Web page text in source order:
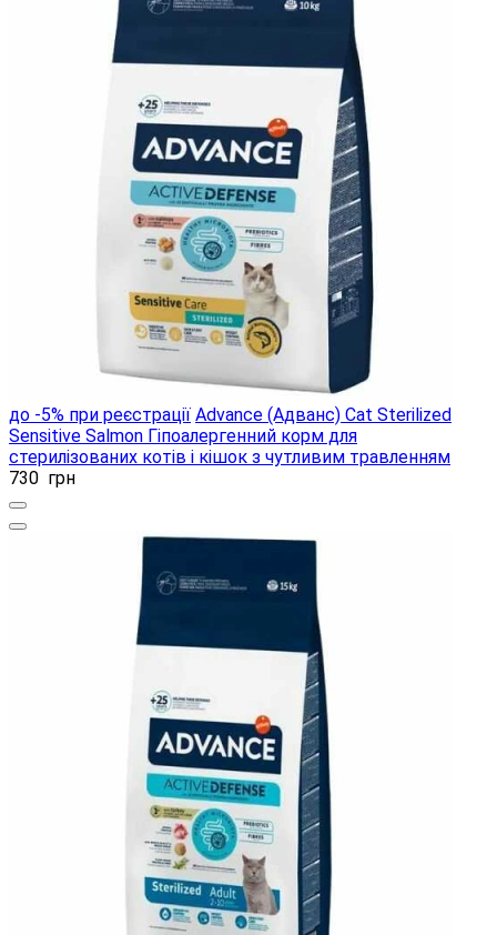
до -5% при реєстрації Advance (Адванс) Cat Sterilized
Sensitive Salmon Гіпоалергенний корм для
стерилізованих котів і кішок з чутливим травленням
730 грн